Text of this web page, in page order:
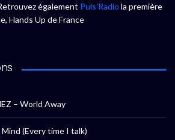
également Puls’Radio la première
Hands Up de France
– World Away
(Every time I talk)